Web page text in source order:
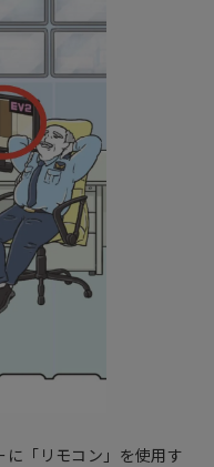
「リモコン」を使用す